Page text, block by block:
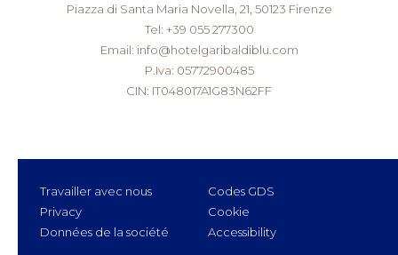
Piazza di Santa Maria Novella, 21, 50123 Firenze
Tel: +39 055 277300
Email: info@hotelgaribaldiblu.com
P.Iva: 05772900485
CIN: IT048017A1G83N62FF
Travailler avec nous
Codes GDS
Privacy
Cookie
Données de la société
Accessibility